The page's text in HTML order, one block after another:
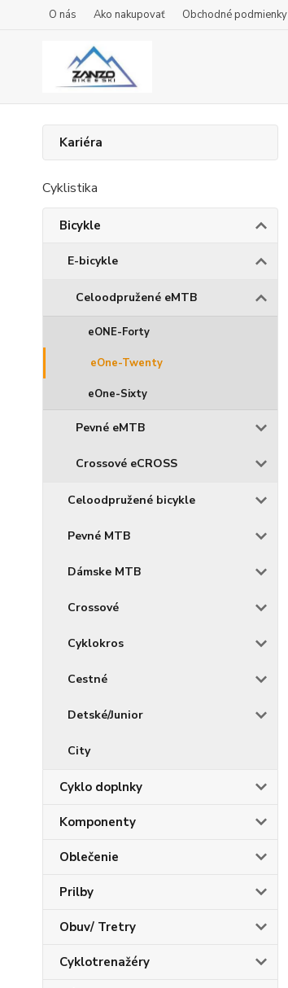
O nás Ako nakupovať Obchodné podmienky
Kariéra
Cyklistika
Bicykle
E-bicykle
Celoodpružené eMTB
eONE-Forty
eOne-Twenty
eOne-Sixty
Pevné eMTB
Crossové eCROSS
Celoodpružené bicykle
Pevné MTB
Dámske MTB
Crossové
Cyklokros
Cestné
Detské/Junior
City
Cyklo doplnky
Komponenty
Oblečenie
Prilby
Obuv/ Tretry
Cyklotrenažéry